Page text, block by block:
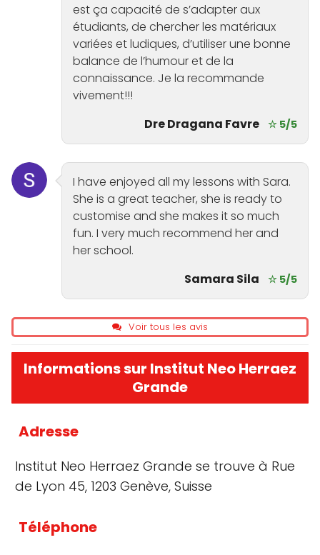
est ça capacité de s’adapter aux
étudiants, de chercher les matériaux
variées et ludiques, d’utiliser une bonne
balance de l’humour et de la
connaissance. Je la recommande
vivement!!!
Dre Dragana Favre ☆ 5/5
I have enjoyed all my lessons with Sara.
She is a great teacher, she is ready to
customise and she makes it so much
fun. I very much recommend her and
her school.
Samara Sila
☆ 5/5
Voir tous les avis
Informations sur Institut Neo Herraez
Grande
Adresse
Institut Neo Herraez Grande se trouve à Rue
de Lyon 45, 1203 Genève, Suisse
Téléphone